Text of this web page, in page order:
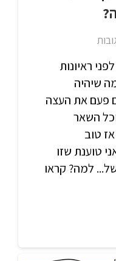
ראיונות
שיהיה
פעם את העצה
השאר
טוב
טוענת שזו
למה? קראו